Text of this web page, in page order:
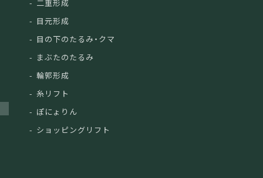
二重形成
目元形成
目の下のたるみ・クマ
まぶたのたるみ
輪郭形成
糸リフト
ぽにょりん
ショッピングリフト